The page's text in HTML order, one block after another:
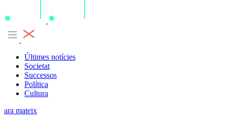
Últimes notícies
Societat
Successos
Política
Cultura
ara mateix